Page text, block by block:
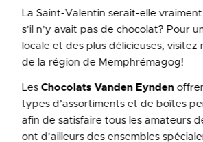
La Saint-Valentin serait-elle
s’il n’y avait pas de chocolat? Pour
locale et des plus délicieuses, visitez
de la région de Memphrémagog!
LesChocolats Vanden Eynden
types d’assortiments et de boîtes
afin de satisfaire tous les amateurs
ont d’ailleurs des ensembles